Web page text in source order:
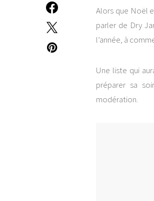
Alors que Noël
parler de Dry
l’année, à
Une liste qui
préparer sa
modération.